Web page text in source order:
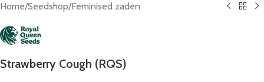
Home/Seedshop/Feminised zaden
Strawberry Cough (RQS)